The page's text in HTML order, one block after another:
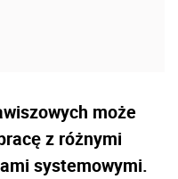
może
z różnymi
systemowymi.